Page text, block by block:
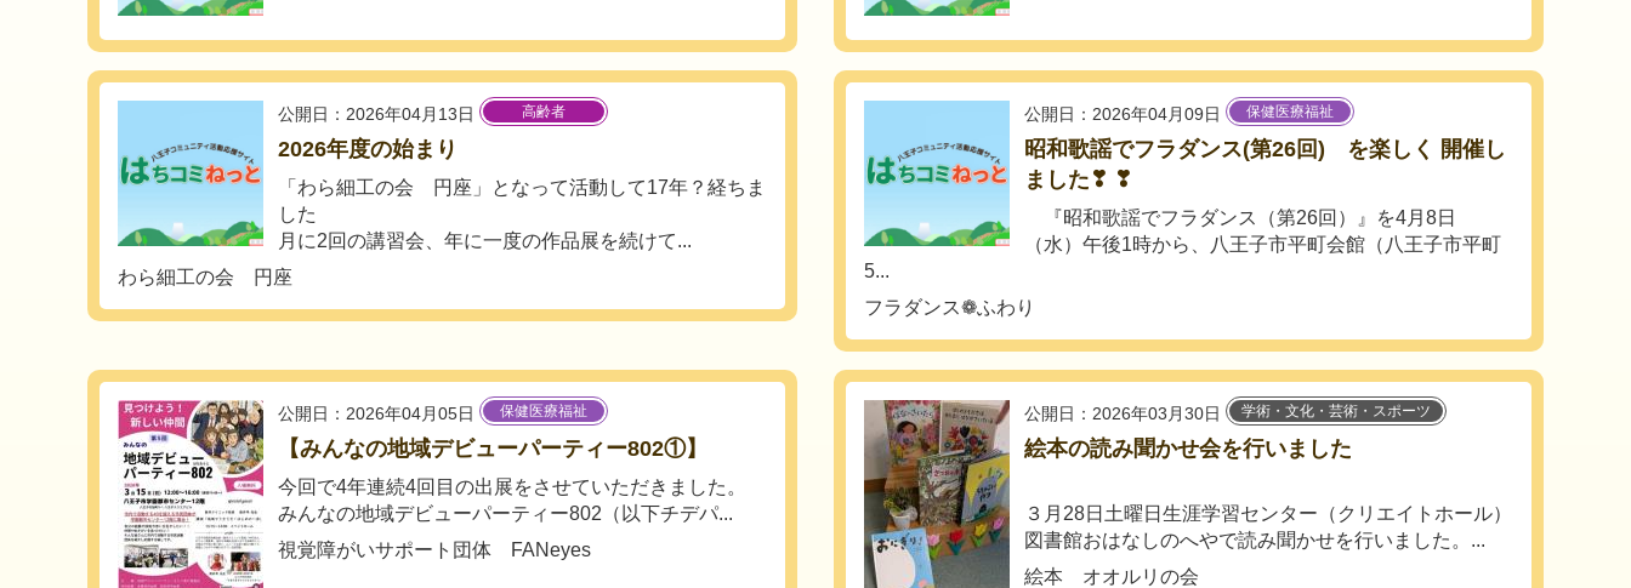
公開日：2026年04月13日 高齢者
2026年度の始まり
「わら細工の会 円座」となって活動して17年？経ちま
した
月に2回の講習会、年に一度の作品展を続けて...
わら細工の会 円座
公開日：2026年04月09日 保健医療福祉
昭和歌謡でフラダンス(第26回) を楽しく 開催し
ました❣ ❣
『昭和歌謡でフラダンス（第26回）』を4月8日
（水）午後1時から、八王子市平町会館（八王子市平町
5...
フラダンス❁ふわり
公開日：2026年04月05日 保健医療福祉
【みんなの地域デビューパーティー802①】
今回で4年連続4回目の出展をさせていただきました。
みんなの地域デビューパーティー802（以下チデパ...
視覚障がいサポート団体 FANeyes
公開日：2026年03月30日 学術・文化・芸術・スポーツ
絵本の読み聞かせ会を行いました
３月28日土曜日生涯学習センター（クリエイトホール）
図書館おはなしのへやで読み聞かせを行いました。...
絵本 オオルリの会